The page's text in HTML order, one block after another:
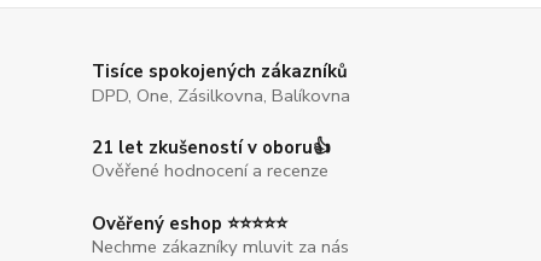
Tisíce spokojených zákazníků
DPD, One, Zásilkovna, Balíkovna
21 let zkušeností v oboru👍
Ověřené hodnocení a recenze
Ověřený eshop ⭐⭐⭐⭐⭐
Nechme zákazníky mluvit za nás